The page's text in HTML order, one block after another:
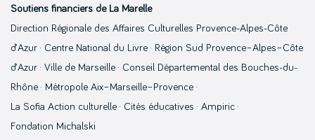
Soutiens financiers de La Marelle
Direction Régionale des Affaires Culturelles Provence-Alpes-Côte
d’Azur · Centre National du Livre · Région Sud Provence–Alpes–Côte
d’Azur · Ville de Marseille · Conseil Départemental des Bouches-du-
Rhône · Métropole Aix–Marseille–Provence ·
La Sofia Action culturelle · Cités éducatives · Ampiric ·
Fondation Michalski